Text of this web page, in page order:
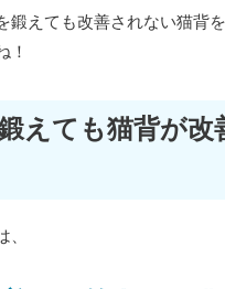
鍛えても改善されない猫背
！
えても猫背が改
、